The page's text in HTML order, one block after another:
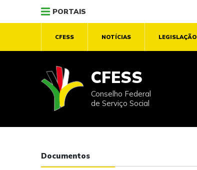
PORTAIS
CFESS NOTÍCIAS LEGISLAÇÃO
CFESS
Conselho Federal
de Serviço Social
Documentos